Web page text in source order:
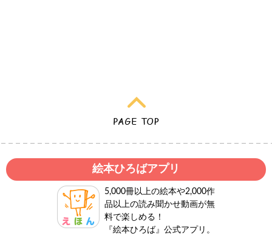
絵本ひろばアプリ
5,000冊以上の絵本や2,000作
品以上の読み聞かせ動画が無
料で楽しめる！
『絵本ひろば』公式アプリ。